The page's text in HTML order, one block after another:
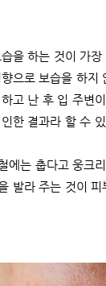
을 하는 것이 가장
으로 보습을 하지
고 난 후 입 주변
한 결과라 할 수 있
에는 춥다고 웅크
발라 주는 것이